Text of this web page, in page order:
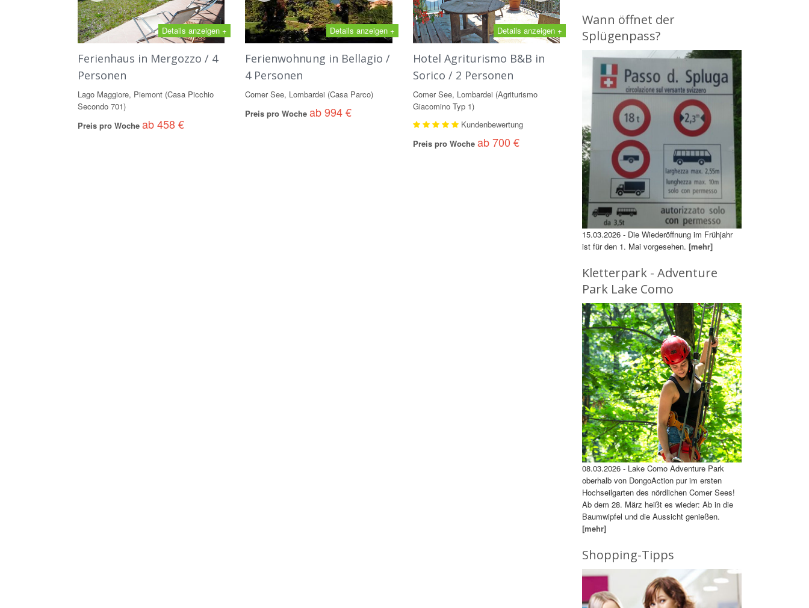
Details anzeigen +
Ferienhaus in Mergozzo / 4
Personen
Lago Maggiore, Piemont (Casa Picchio
Secondo 701)
Preis pro Woche ab 458 €
Details anzeigen +
Ferienwohnung in Bellagio /
4 Personen
Comer See, Lombardei (Casa Parco)
Preis pro Wocheab 994 €
Details anzeigen +
Hotel Agriturismo B&B in
Sorico / 2 Personen
Comer See, Lombardei (Agriturismo
Giacomino Typ 1)
Kundenbewertung
Preis pro Woche ab 700 €
Wann öffnet der
Splügenpass?
15.03.2026 - Die Wiederöffnung im Frühjahr
ist für den 1. Mai vorgesehen. [mehr]
Kletterpark - Adventure
Park Lake Como
08.03.2026 - Lake Como Adventure Park
oberhalb von DongoAction pur im ersten
Hochseilgarten des nördlichen Comer Sees!
Ab dem 28. März heißt es wieder: Ab in die
Baumwipfel und die Aussicht genießen.
[mehr]
Shopping-Tipps